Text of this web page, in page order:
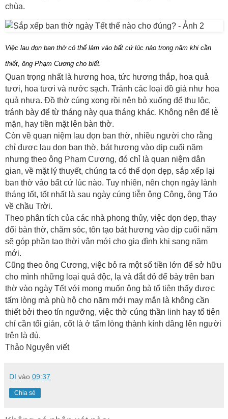
chùa.
Việc lau dọn ban thờ có thể làm vào bất cứ lúc nào trong năm khi cần
thiết, ông Phạm Cương cho biết.
Quan trọng nhất là hương hoa, tức hương thắp, hoa quả
tươi, hoa tươi và nước sạch. Tránh các loại đồ giả như hoa
quả nhựa. Đồ thờ cúng xong rồi nên bỏ xuống để thụ lộc,
tránh bày để từ tháng này qua tháng khác. Không nên để lễ
mặn, hay tiền mặt lên bàn thờ.
Còn về quan niệm lau dọn ban thờ, nhiều người cho rằng
chỉ được lau dọn ban thờ, bát hương vào dịp cuối năm
nhưng theo ông Phạm Cương, đó chỉ là quan niệm dân
gian, về mặt lý thuyết, chúng ta có thể dọn dẹp, sắp xếp lại
ban thờ vào bất cứ lúc nào. Tuy nhiên, nên chọn ngày lành
tháng tốt, tốt nhất là sau ngày cúng tiễn ông Công, ông Táo
về chầu Trời.
Theo phân tích của các nhà phong thủy, việc dọn dẹp, thay
đổi bàn thờ, chăm sóc, tôn tạo bát hương vào dịp cuối năm
sẽ góp phần tạo thời vận mới cho gia đình khi sang năm
mới.
Cũng theo ông Cương, việc bỏ ra một số tiền lớn để sở hữu
cho mình những loại quả độc, lạ và đắt đỏ để bày trên ban
thờ vào ngày Tết với mong muốn ông bà tổ tiên thấy được
tấm lòng mà phù hộ cho năm mới may mắn là không cần
thiết bởi theo tín ngưỡng, việc thờ cúng thần linh hay tổ tiên
chỉ cần tối giản, cốt là ở tấm lòng thành kính dâng lên người
trên là đủ.
Thảo Nguyên viết
DI vào 09:37
Chia sẻ